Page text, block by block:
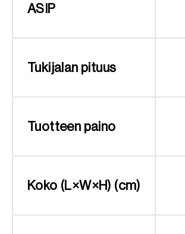
ASIP
Tukijalan pituus
Tuotteen paino
Koko (L×W×H) (cm)